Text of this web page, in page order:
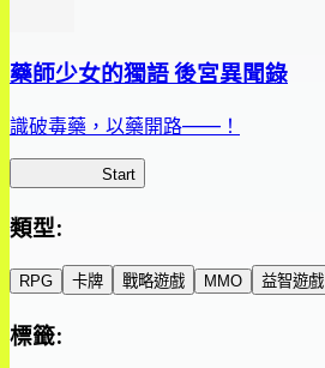
藥師少女的獨語 後宮異聞錄
識破毒藥，以藥開路——！
Start
類型:
RPG 卡牌 戰略遊戲 MMO 益智遊戲
標籤: